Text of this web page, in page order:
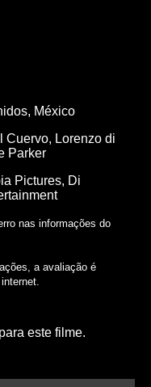
México
Cuervo, Lorenzo di
Parker
Pictures, Di
nas informações do
a avaliação é
este filme.